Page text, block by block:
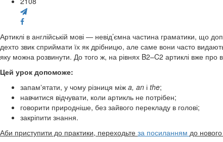
Артиклі в англійській мові — невід’ємна частина граматики, що
дехто звик сприймати їх як дрібницю, але саме вони часто видають
яку можна розвинути. До того ж, на рівнях B2–C2 артиклі вже про
Цей урок допоможе:
запамʼятати, у чому різниця між a, an і the;
навчитися відчувати, коли артикль не потрібен;
говорити природніше, без зайвого перекладу в голові;
закріпити знання.
Аби приступити до практики, переходьте за посиланням до